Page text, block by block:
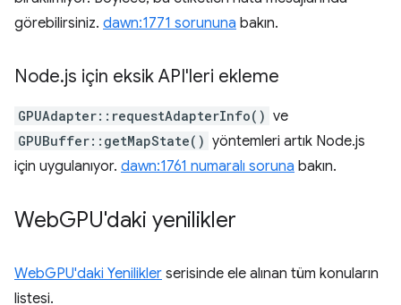
görebilirsiniz. dawn:1771 sorununa bakın.
Node.js için eksik API'leri ekleme
GPUAdapter::requestAdapterInfo() ve
GPUBuffer::getMapState() yöntemleri artık Node.js
için uygulanıyor. dawn:1761 numaralı soruna bakın.
WebGPU'daki yenilikler
WebGPU'daki Yenilikler serisinde ele alınan tüm konuların
listesi.